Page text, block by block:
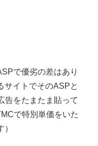
で優劣の差はあり
サイトでそのASPと
告をたまたま貼って
で特別単価をいた